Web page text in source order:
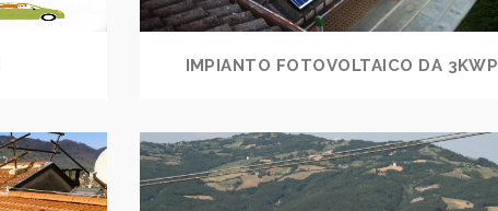
IMPIANTO FOTOVOLTAICO DA 3KWP